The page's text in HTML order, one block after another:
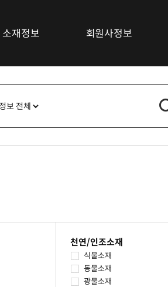
소재정보
섬유소재
복합재료
라스틱소재
회원사정보
천연/인조소재
식물소재
동물소재
광물소재